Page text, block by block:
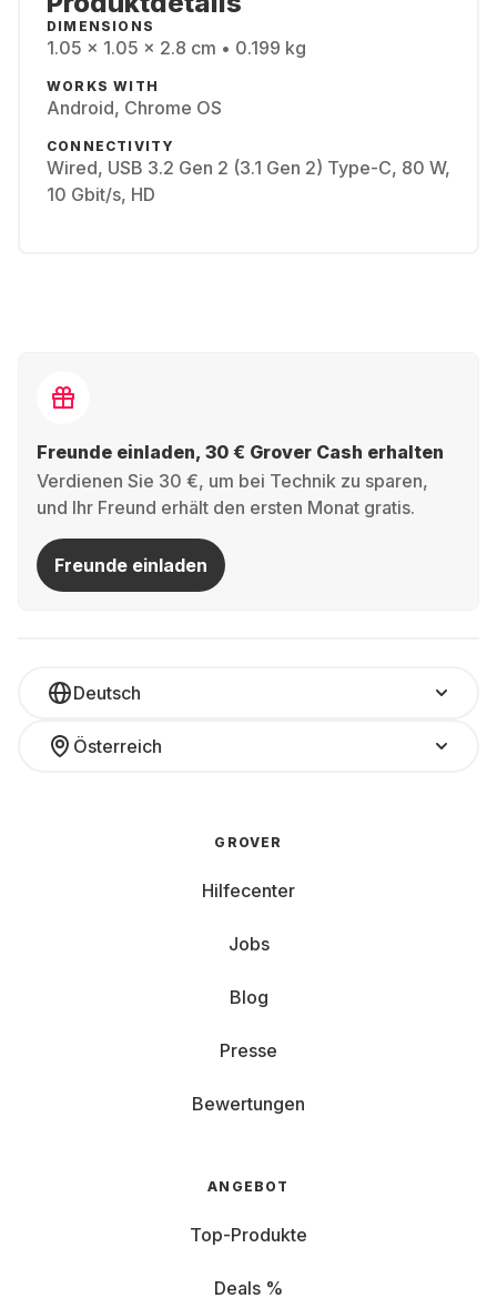
DIMENSIONS
1.05 x 1.05 x 2.8 cm • 0.199 kg
WORKS WITH
Android, Chrome OS
CONNECTIVITY
Wired, USB 3.2 Gen 2 (3.1 Gen 2) Type-C, 80 W,
10 Gbit/s, HD
Freunde einladen, 30 € Grover Cash erhalten
Verdienen Sie 30 €, um bei Technik zu sparen,
und Ihr Freund erhält den ersten Monat gratis.
Freunde einladen
Deutsch
Österreich
GROVER
Hilfecenter
Jobs
Blog
Presse
Bewertungen
ANGEBOT
Top-Produkte
Deals %